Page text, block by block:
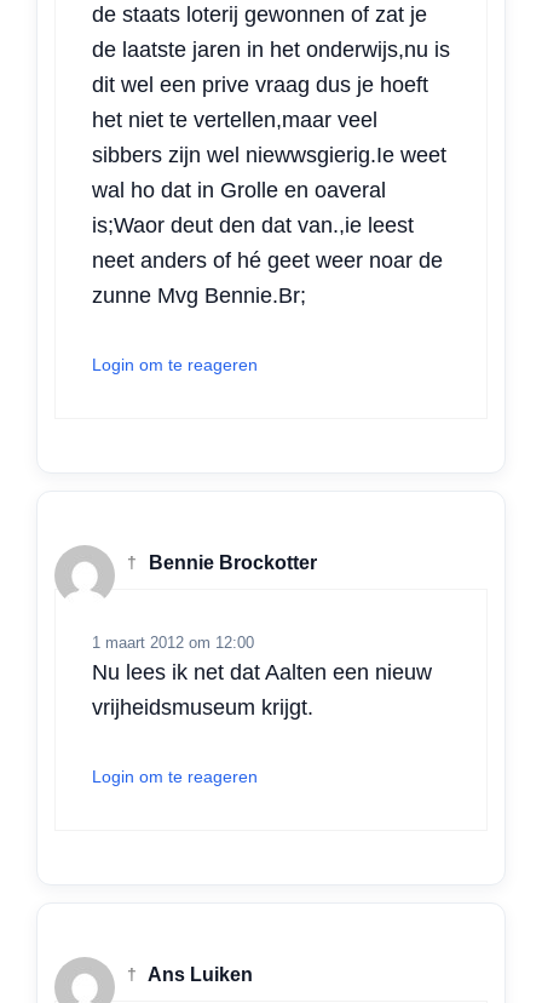
de staats loterij gewonnen of zat je
de laatste jaren in het onderwijs,nu is
dit wel een prive vraag dus je hoeft
het niet te vertellen,maar veel
sibbers zijn wel niewwsgierig.Ie weet
wal ho dat in Grolle en oaveral
is;Waor deut den dat van.,ie leest
neet anders of hé geet weer noar de
zunne Mvg Bennie.Br;
Login om te reageren
† Bennie Brockotter
1 maart 2012 om 12:00
Nu lees ik net dat Aalten een nieuw
vrijheidsmuseum krijgt.
Login om te reageren
† Ans Luiken